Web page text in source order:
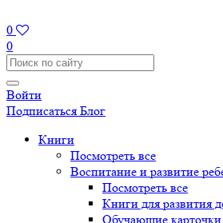
0
0
Войти
Подписаться Блог
Книги
Посмотреть все
Воспитание и развитие
Посмотреть все
Книги для развития
Обучающие